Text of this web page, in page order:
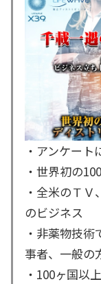
・アンケー
・世界初の
・全米のＴ
のビジネス
・非薬物技
事者、一般の
・100ヶ国以